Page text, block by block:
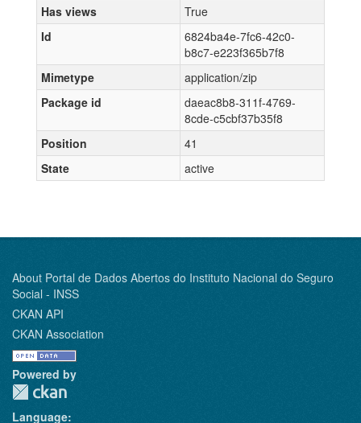
Has views
True
Id
6824ba4e-7fc6-42c0-
b8c7-e223f365b7f8
Mimetype
application/zip
Package id
daeac8b8-311f-4769-
8cde-c5cbf37b35f8
Position
41
State
active
About Portal de Dados Abertos do Instituto Nacional do Seguro
Social - INSS
CKAN API
CKAN Association
Powered by
Language